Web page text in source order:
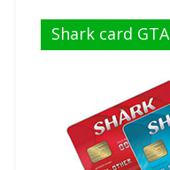
Shark card GTA